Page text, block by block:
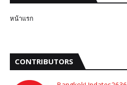
หน้าแรก
CONTRIBUTORS